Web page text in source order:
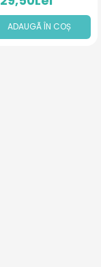
ADAUGÃ ÎN COȘ